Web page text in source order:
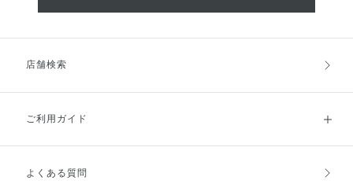
店舗検索
ご利用ガイド
ご利用ガイドトップ
よくある質問